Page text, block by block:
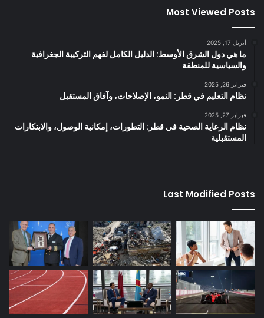
Most Viewed Posts
أبريل 17, 2025
ما هي دول الشرق الأوسط: الدليل الكامل لفهم التركيبة الجغرافية
والسياسية للمنطقة
فبراير 26, 2025
نظام التعليم في قطر: النمو، الإصلاحات، وآفاق المستقبل
فبراير 27, 2025
نظام الرعاية الصحية في قطر: التطورات، إمكانية الوصول، والابتكارات
المستقبلية
Last Modified Posts